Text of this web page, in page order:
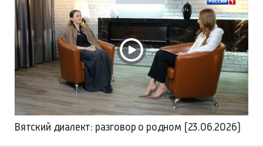
Вятский диалект: разговор о родном (23.06.2026)